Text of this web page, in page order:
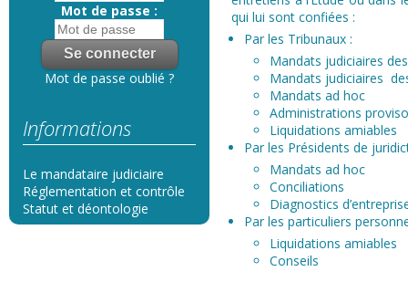
Mot de passe :
Mot de passe oublié ?
Informations
Le mandataire judiciaire
Réglementation et contrôle
Statut et déontologie
qui lui sont confiées :
Par les Tribunaux :
Mandats judiciaires
Mandats judiciaires
Mandats ad hoc
Administrations
Liquidations amiables
Par les Présidents de
Mandats ad hoc
Conciliations
Diagnostics
Par les particuliers
Liquidations amiables
Conseils